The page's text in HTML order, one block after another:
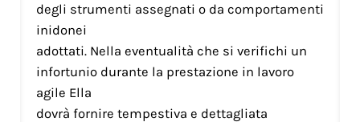
degli strumenti assegnati o da comportamenti
inidonei
adottati. Nella eventualità che si verifichi un
infortunio durante la prestazione in lavoro
agile Ella
dovrà fornire tempestiva e dettagliata